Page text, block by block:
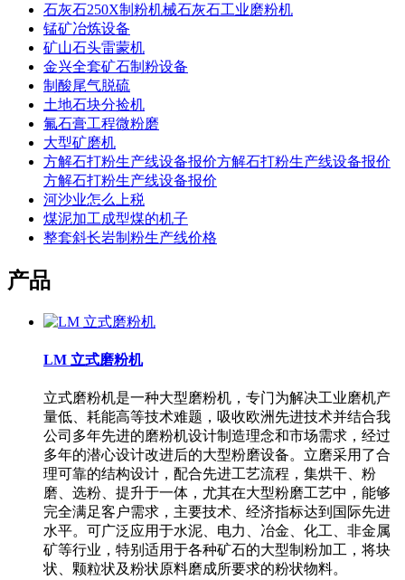
石灰石250X制粉机械石灰石工业磨粉机
锰矿冶炼设备
矿山石头雷蒙机
金兴全套矿石制粉设备
制酸尾气脱硫
土地石块分捡机
氟石膏工程微粉磨
大型矿磨机
方解石打粉生产线设备报价方解石打粉生产线设备报价
方解石打粉生产线设备报价
河沙业怎么上税
煤泥加工成型煤的机子
整套斜长岩制粉生产线价格
产品
LM 立式磨粉机
立式磨粉机是一种大型磨粉机，专门为解决工业磨机产
量低、耗能高等技术难题，吸收欧洲先进技术并结合我
公司多年先进的磨粉机设计制造理念和市场需求，经过
多年的潜心设计改进后的大型粉磨设备。立磨采用了合
理可靠的结构设计，配合先进工艺流程，集烘干、粉
磨、选粉、提升于一体，尤其在大型粉磨工艺中，能够
完全满足客户需求，主要技术、经济指标达到国际先进
水平。可广泛应用于水泥、电力、冶金、化工、非金属
矿等行业，特别适用于各种矿石的大型制粉加工，将块
状、颗粒状及粉状原料磨成所要求的粉状物料。